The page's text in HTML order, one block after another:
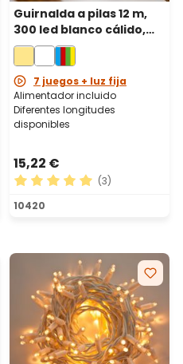
Guirnalda a pilas 12 m,
300 led blanco cálido,
cable verde
7 juegos + luz fija
Alimentador incluido
Diferentes longitudes
disponibles
15,22 €
Calificación promedio de
(3)
10420